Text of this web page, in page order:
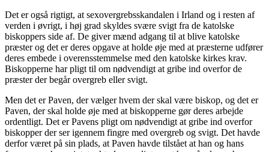
Det er også rigtigt, at sexovergrebsskandalen i Irland og i resten af
verden i øvrigt, i høj grad skyldes svære svigt fra de katolske
biskoppers side af. De giver mænd adgang til at blive katolske
præster og det er deres opgave at holde øje med at præsterne udfører
deres embede i overensstemmelse med den katolske kirkes krav.
Biskopperne har pligt til om nødvendigt at gribe ind overfor de
præster der begår overgreb eller svigt.
Men det er Paven, der vælger hvem der skal være biskop, og det er
Paven, der skal holde øje med at biskopperne gør deres arbejde
ordentligt. Det er Pavens pligt om nødvendigt at gribe ind overfor
biskopper der ser igennem fingre med overgreb og svigt. Det havde
derfor været på sin plads, at Paven havde tilstået at han og hans